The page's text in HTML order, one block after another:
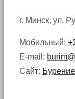
г. Минск, ул.
Мобильный:
E-mail:
Сайт: